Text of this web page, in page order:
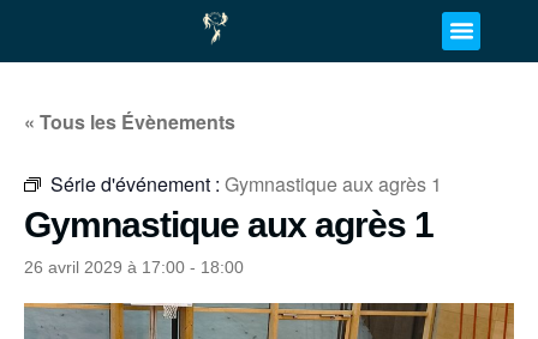
« Tous les Évènements
Série d'événement : Gymnastique aux agrès 1
Gymnastique aux agrès 1
26 avril 2029 à 17:00 - 18:00